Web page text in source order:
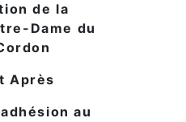
de la
Dame du
Après
au